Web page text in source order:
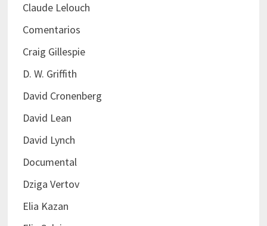
Claude Lelouch
Comentarios
Craig Gillespie
D. W. Griffith
David Cronenberg
David Lean
David Lynch
Documental
Dziga Vertov
Elia Kazan